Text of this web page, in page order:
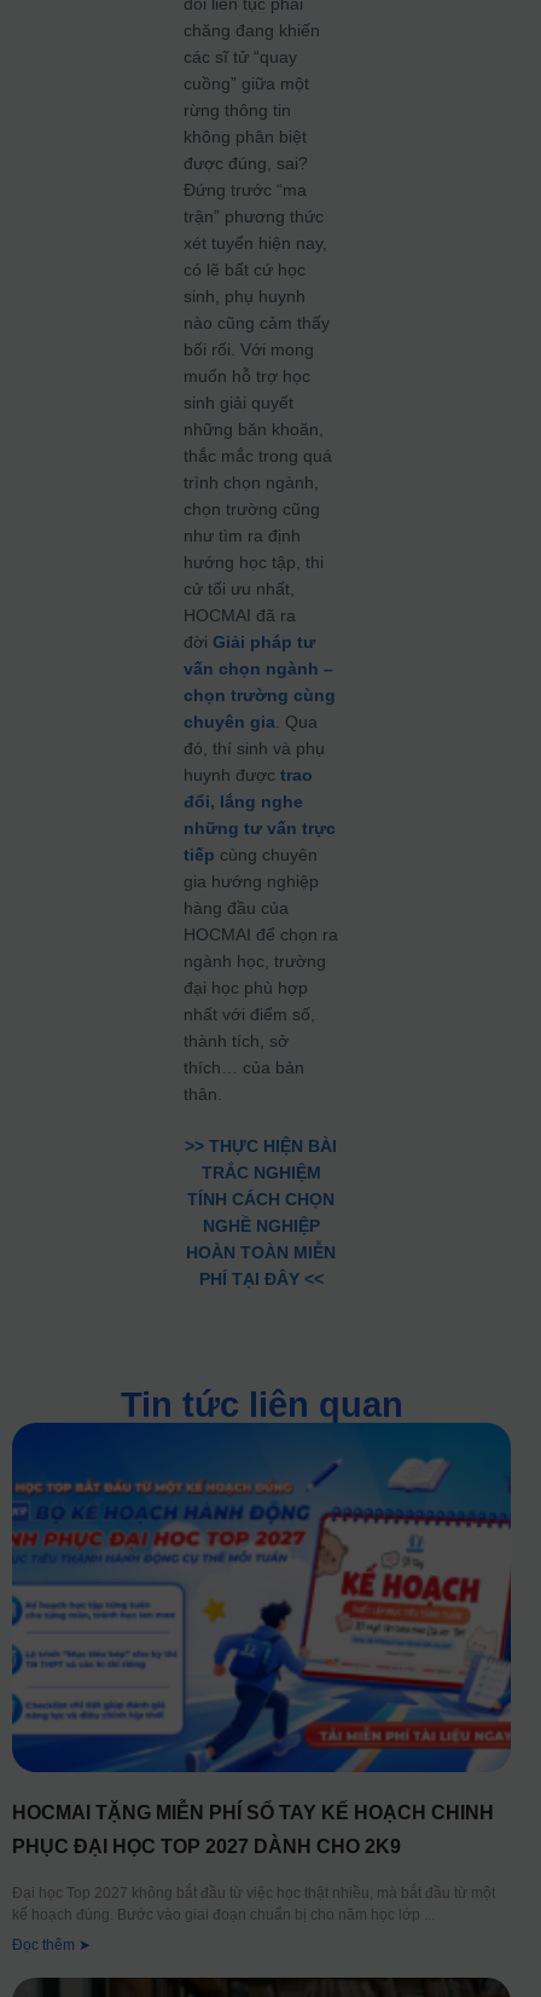
chăng đang khiến
các sĩ tử “quay
cuồng” giữa một
rừng thông tin
không phân biệt
được đúng, sai?
Đứng trước “ma
trận” phương thức
xét tuyển hiện nay,
có lẽ bất cứ học
sinh, phụ huynh
nào cũng cảm thấy
bối rối. Với mong
muốn hỗ trợ học
sinh giải quyết
những băn khoăn,
thắc mắc trong quá
trình chọn ngành,
chọn trường cũng
như tìm ra định
hướng học tập, thi
cử tối ưu nhất,
HOCMAI đã ra
đờiGiải pháp tư
vấn chọn ngành –
chọn trường cùng
chuyên gia . Qua
đó, thí sinh và phụ
huynh đượctrao
đổi, lắng nghe
những tư vấn trực
tiếp cùng chuyên
gia hướng nghiệp
hàng đầu của
HOCMAI để chọn ra
ngành học, trường
đại học phù hợp
nhất với điểm số,
thành tích, sở
thích… của bản
thân.
>> THỰC HIỆN BÀI
TRẮC NGHIỆM
TÍNH CÁCH CHỌN
NGHỀ NGHIỆP
HOÀN TOÀN MIỄN
PHÍ TẠI ĐÂY <<
Tin tức liên quan
HOCMAI TẶNG MIỄN PHÍ SỔ TAY KẾ HOẠCH CHINH
PHỤC ĐẠI HỌC TOP 2027 DÀNH CHO 2K9
Đại học Top 2027 không bắt đầu từ việc học thật nhiều, mà bắt đầu từ một
kế hoạch đúng. Bước vào giai đoạn chuẩn bị cho năm học lớp
Đọc thêm ➤